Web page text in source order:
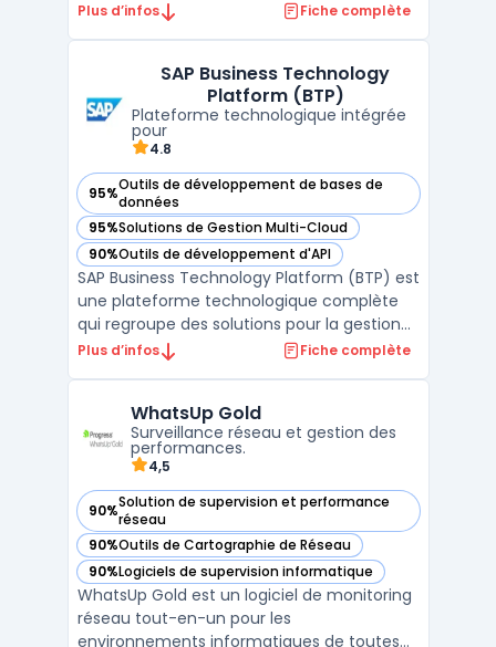
l'efficacité des ressources en automatisant
infrastructures, Turbonomic prend des
mesures automatisées pour équilibre ...
Plus d’infos Fiche complète
SAP Business Technology
Platform (BTP)
Plateforme technologique intégrée
pour
4.8
95%Outils de développement de bases de
données
— voir SAP Business Technology Platform (BTP) dans cette
95%Solutions de Gestion Multi-Cloud
— voir SAP Business Technology Platform (BTP) dans cette
90%Outils de développement d'API
— voir SAP Business Technology Platform (BTP) dans cette
SAP Business Technology Platform (BTP) est
une plateforme technologique complète
qui regroupe des solutions pour la gestion
des données, l'intégration des systèmes, le
entreprises de connecter leurs systèmes
métiers, d’auto ...
Plus d’infos Fiche complète
WhatsUp Gold
Surveillance réseau et gestion des
performances.
4,5
90%Solution de supervision et performance
réseau
— voir WhatsUp Gold dans cette catégorie
90%Outils de Cartographie de Réseau
— voir WhatsUp Gold dans cette catégorie
90%Logiciels de supervision informatique
— voir WhatsUp Gold dans cette catégorie
WhatsUp Gold est un logiciel de monitoring
réseau tout-en-un pour les
environnements informatiques de toutes